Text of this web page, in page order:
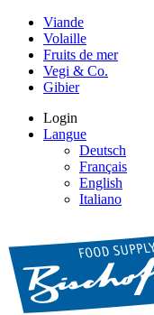
Viande
Volaille
Fruits de mer
Vegi & Co.
Gibier
Login
Langue
Deutsch
Français
English
Italiano